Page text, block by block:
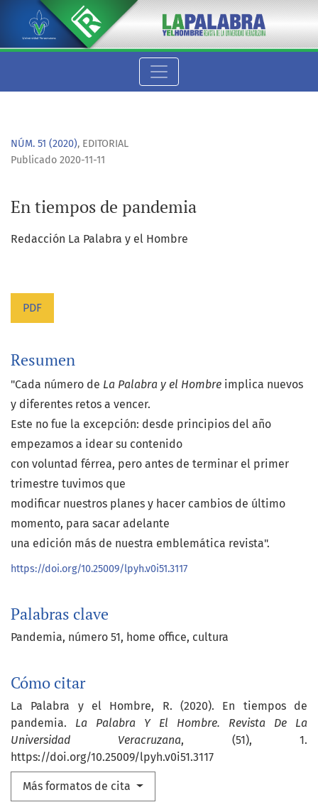
En tiempos de pandemia
NÚM. 51 (2020), EDITORIAL
En tiempos de pandemia
Publicado 2020-11-11
Redacción La Palabra y el Hombre
PDF
Palabras clave
Pandemia número 51 home office cultura
Cómo citar
La Palabra y el Hombre, R. (2020). En tiempos de
pandemia. La Palabra Y El Hombre. Revista De La
Universidad Veracruzana, (51), 1.
https://doi.org/10.25009/lpyh.v0i51.3117
Más formatos de cita
Resumen
"Cada número de La Palabra y el Hombre implica nuevos
y diferentes retos a vencer.
Este no fue la excepción: desde principios del año
empezamos a idear su contenido
con voluntad férrea, pero antes de terminar el primer
trimestre tuvimos que
modificar nuestros planes y hacer cambios de último
momento, para sacar adelante
una edición más de nuestra emblemática revista".
https://doi.org/10.25009/lpyh.v0i51.3117